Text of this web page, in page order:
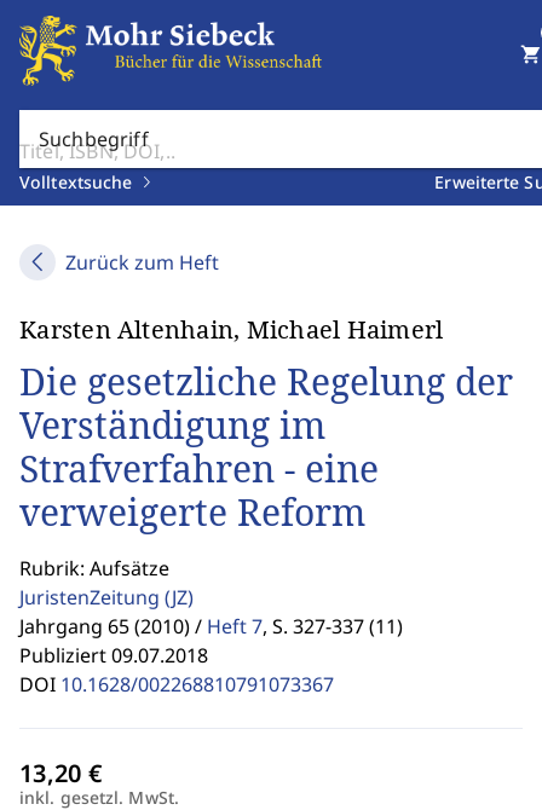
Suchbegriff
Volltextsuche Erweiterte
shopping_cart
Zurück zum Heft
Karsten Altenhain, Michael Haimerl
Die gesetzliche Regelung der
Verständigung im
Strafverfahren - eine
verweigerte Reform
Rubrik: Aufsätze
JuristenZeitung (JZ)
Jahrgang 65 (2010) / Heft 7, S. 327-337 (11)
Publiziert 09.07.2018
DOI 10.1628/002268810791073367
inkl. gesetzl. MwSt.